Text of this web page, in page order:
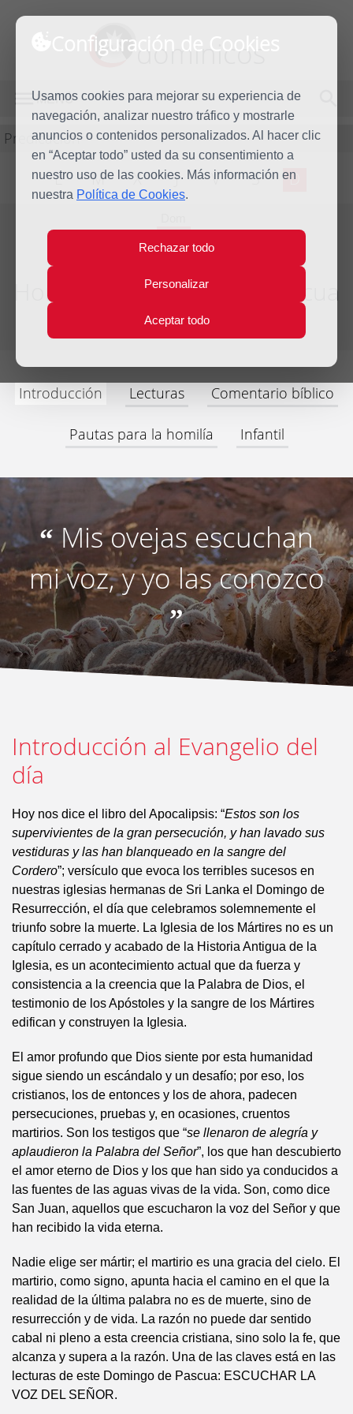
Configuración de Cookies
Usamos cookies para mejorar su experiencia de
navegación, analizar nuestro tráfico y mostrarle
anuncios o contenidos personalizados. Al hacer clic
en “Aceptar todo” usted da su consentimiento a
nuestro uso de las cookies. Más información en
nuestra Política de Cookies.
Rechazar todo
Personalizar
Aceptar todo
dominicos
MENÚ
Predicación
L M X J V S D
12
May
Homilía IV Domingo de Pascua
Año litúrgico 2018 - 2019 - (Ciclo C)
Introducción Lecturas Comentario bíblico
Pautas para la homilía Infantil
“ Mis ovejas escuchan
mi voz, y yo las conozco
”
Introducción al Evangelio del
día
Hoy nos dice el libro del Apocalipsis: “Estos son los
supervivientes de la gran persecución, y han lavado sus
vestiduras y las han blanqueado en la sangre del
Cordero”; versículo que evoca los terribles sucesos en
nuestras iglesias hermanas de Sri Lanka el Domingo de
Resurrección, el día que celebramos solemnemente el
triunfo sobre la muerte. La Iglesia de los Mártires no es un
capítulo cerrado y acabado de la Historia Antigua de la
Iglesia, es un acontecimiento actual que da fuerza y
consistencia a la creencia que la Palabra de Dios, el
testimonio de los Apóstoles y la sangre de los Mártires
edifican y construyen la Iglesia.
El amor profundo que Dios siente por esta humanidad
sigue siendo un escándalo y un desafío; por eso, los
cristianos, los de entonces y los de ahora, padecen
persecuciones, pruebas y, en ocasiones, cruentos
martirios. Son los testigos que “se llenaron de alegría y
aplaudieron la Palabra del Señor”, los que han descubierto
el amor eterno de Dios y los que han sido ya conducidos a
las fuentes de las aguas vivas de la vida. Son, como dice
San Juan, aquellos que escucharon la voz del Señor y que
han recibido la vida eterna.
Nadie elige ser mártir; el martirio es una gracia del cielo. El
martirio, como signo, apunta hacia el camino en el que la
realidad de la última palabra no es de muerte, sino de
resurrección y de vida. La razón no puede dar sentido
cabal ni pleno a esta creencia cristiana, sino solo la fe, que
alcanza y supera a la razón. Una de las claves está en las
lecturas de este Domingo de Pascua: ESCUCHAR LA
VOZ DEL SEÑOR.